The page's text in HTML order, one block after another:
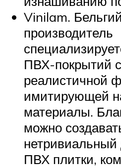
Vinilam.
производитель
ПВХ-покрытий
реалистичной
имитирующей
материалы.
можно
нетривиальный
ПВХ плитки,